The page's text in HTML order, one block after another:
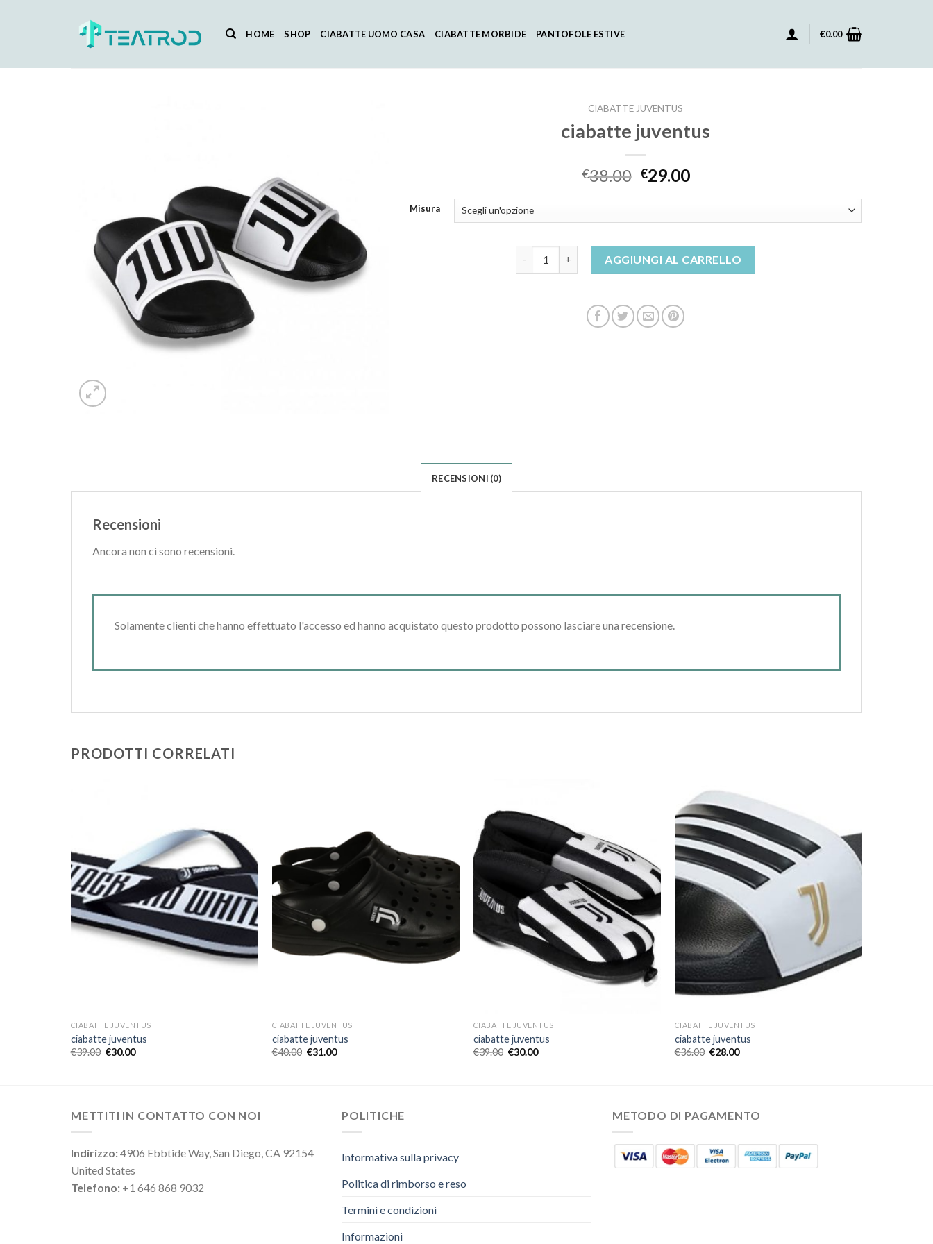
HOME SHOP CIABATTE UOMO CASA CIABATTE MORBIDE PANTOFOLE ESTIVE €0.00
CIABATTE JUVENTUS
ciabatte juventus
€38.00 €29.00
Misura
AGGIUNGI AL CARRELLO
RECENSIONI (0)
Recensioni
Ancora non ci sono recensioni.
Solamente clienti che hanno effettuato l'accesso ed hanno acquistato questo prodotto possono lasciare una recensione.
PRODOTTI CORRELATI
CIABATTE JUVENTUS
ciabatte juventus
€39.00 €30.00
CIABATTE JUVENTUS
ciabatte juventus
€40.00 €31.00
CIABATTE JUVENTUS
ciabatte juventus
€39.00 €30.00
CIABATTE JUVENTUS
ciabatte juventus
€36.00 €28.00
METTITI IN CONTATTO CON NOI
Indirizzo:4906 Ebbtide Way, San Diego, CA 92154
United States
Telefono: +1 646 868 9032
POLITICHE
Informativa sulla privacy
Politica di rimborso e reso
Termini e condizioni
Informazioni
METODO DI PAGAMENTO